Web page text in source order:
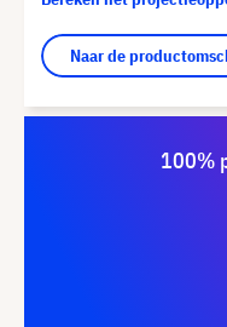
Naar de
100%